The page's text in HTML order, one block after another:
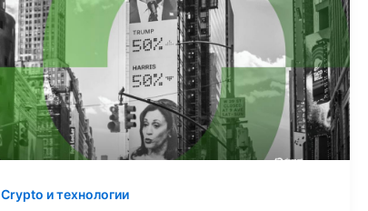
Crypto и технологии